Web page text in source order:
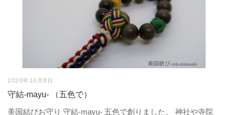
2020年10月8日
守結-mayu- （五色で）
美国結びお守り 守結-mayu- 五色で創りました。 神社や寺院